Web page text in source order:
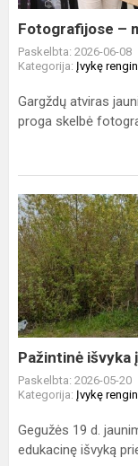
Fotografijose –
Paskelbta: 2026-06-08
Kategorija: Įvykę
Gargždų atviras
proga skelbė
Pažintinė
išvyka
į
Ketvergių
karjerą
Pažintinė
Paskelbta: 2026-05-20
Kategorija: Įvykę
Gegužės 19 d.
edukacinę išvyką